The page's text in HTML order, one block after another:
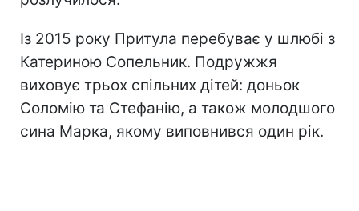
Із 2015 року Притула перебуває у шлюбі з
Катериною Сопельник. Подружжя
виховує трьох спільних дітей: доньок
Соломію та Стефанію, а також молодшого
сина Марка, якому виповнився один рік.